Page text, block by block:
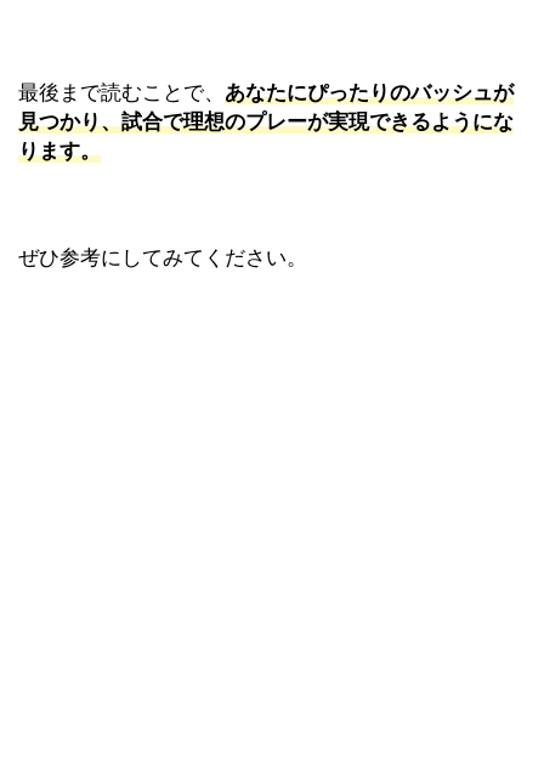
最後まで読むことで、 あなたにぴったりのバッシュが
見つかり、試合で理想のプレーが実現できるようにな
ります。
ぜひ参考にしてみてください。